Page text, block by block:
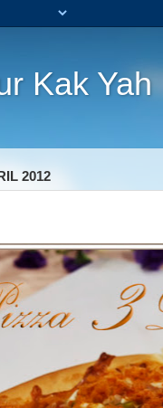
Kak Yah
2012